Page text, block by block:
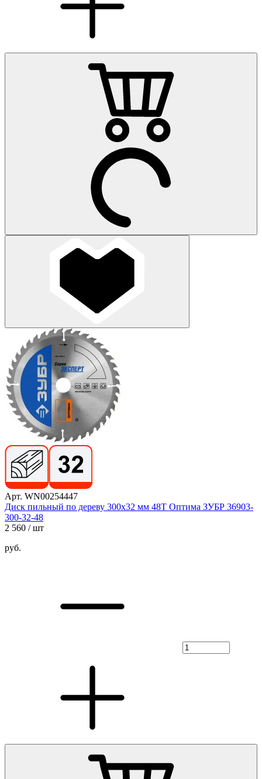
Арт. WN00254447
Диск пильный по дереву 300x32 мм 48T Оптима ЗУБР 36903-
300-32-48
2 560 / шт
руб.